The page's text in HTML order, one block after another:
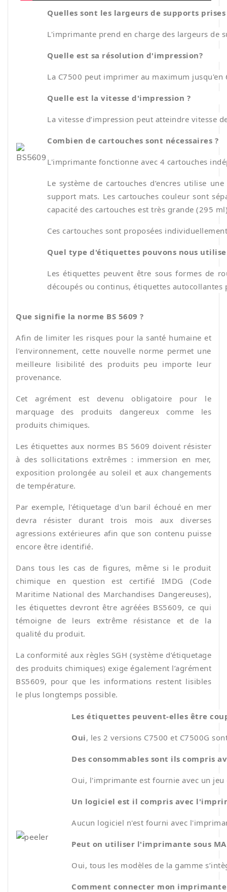
Quelles sont les largeurs de supports
L'imprimante prend en charge des largeurs de
Quelle est sa résolution d'impression?
La C7500 peut imprimer au maximum jusqu'en
Quelle est la vitesse d'impression ?
La vitesse d’impression peut atteindre vitesse
Combien de cartouches sont nécessaires ?
L'imprimante fonctionne avec 4 cartouches
Le système de cartouches d’encres utilise
support mats. Les cartouches couleur sont
capacité des cartouches est très grande (295
Ces cartouches sont proposées
Quel type d'étiquettes pouvons nous
Les étiquettes peuvent être sous formes de
découpés ou continus, étiquettes
Que signifie la norme BS 5609 ?
Afin de limiter les risques pour la santé humaine et
l’environnement, cette nouvelle norme permet une
meilleure lisibilité des produits peu importe leur
provenance.
Cet agrément est devenu obligatoire pour le
marquage des produits dangereux comme les
produits chimiques.
Les étiquettes aux normes BS 5609 doivent résister
à des sollicitations extrêmes : immersion en mer,
exposition prolongée au soleil et aux changements
de température.
Par exemple, l'étiquetage d'un baril échoué en mer
devra résister durant trois mois aux diverses
agressions extérieures afin que son contenu puisse
encore être identifié.
Dans tous les cas de figures, même si le produit
chimique en question est certifié IMDG (Code
Maritime National des Marchandises Dangereuses),
les étiquettes devront être agréées BS5609, ce qui
témoigne de leurs extrême résistance et de la
qualité du produit.
La conformité aux règles SGH (système d’étiquetage
des produits chimiques) exige également l’agrément
BS5609, pour que les informations restent lisibles
le plus longtemps possible.
Les étiquettes peuvent-elles être
Oui, les 2 versions C7500 et C7500G
Des consommables sont ils compris
Oui, l'imprimante est fournie avec un
Un logiciel est il compris avec
Aucun logiciel n'est fourni avec
Peut on utiliser l'imprimante sous
Oui, tous les modèles de la gamme
Comment connecter mon